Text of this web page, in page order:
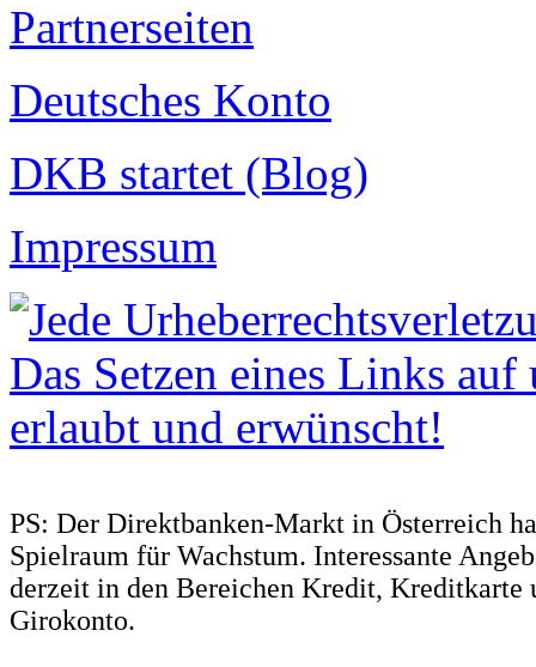
Partnerseiten
Deutsches Konto
DKB startet (Blog)
Impressum
PS: Der Direktbanken-Markt in Österreich
Spielraum für Wachstum. Interessante
derzeit in den Bereichen Kredit, Kreditkarte
Girokonto.